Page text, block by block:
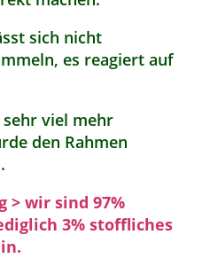
sich nicht
es reagiert auf
viel mehr
den Rahmen
> wir sind 97%
3% stoffliches